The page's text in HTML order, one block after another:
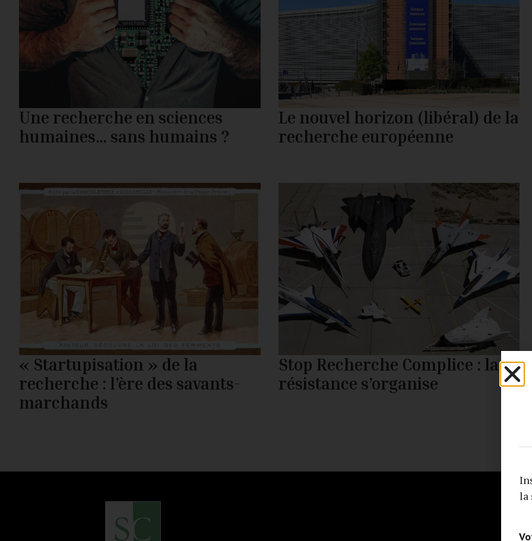
Une recherche en sciences
humaines… sans humains ?
Le nouvel horizon (libéral) de la
recherche européenne
« Startupisation » de la
recherche : l’ère des savants-
marchands
Stop Recherche Complice : la
résistance s’organise
la